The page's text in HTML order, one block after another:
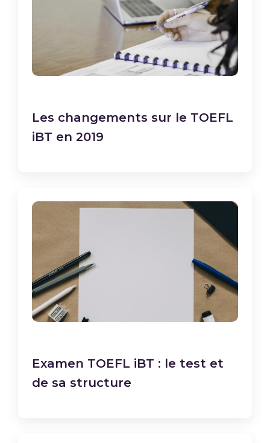
Les changements sur le TOEFL
iBT en 2019
Examen TOEFL iBT : le test et
de sa structure